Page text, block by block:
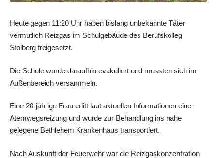
Heute gegen 11:20 Uhr haben bislang unbekannte Täter
vermutlich Reizgas im Schulgebäude des Berufskolleg
Stolberg freigesetzt.
Die Schule wurde daraufhin evakuliert und mussten sich im
Außenbereich versammeln.
Eine 20-jährige Frau erlitt laut aktuellen Informationen eine
Atemwegsreizung und wurde zur Behandlung ins nahe
gelegene Bethlehem Krankenhaus transportiert.
Nach Auskunft der Feuerwehr war die Reizgaskonzentration